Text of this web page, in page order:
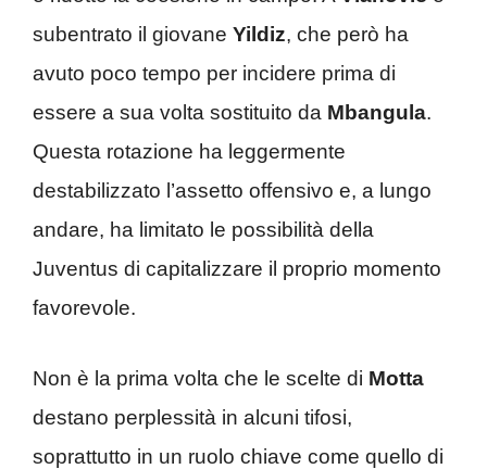
subentrato il giovane Yildiz, che però ha
avuto poco tempo per incidere prima di
essere a sua volta sostituito da Mbangula.
Questa rotazione ha leggermente
destabilizzato l’assetto offensivo e, a lungo
andare, ha limitato le possibilità della
Juventus di capitalizzare il proprio momento
favorevole.
Non è la prima volta che le scelte di Motta
destano perplessità in alcuni tifosi,
soprattutto in un ruolo chiave come quello di